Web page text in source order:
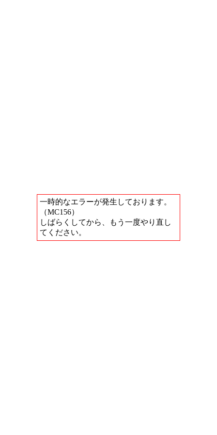
一時的なエラーが発生しております。
（MC156）
しばらくしてから、もう一度やり直し
てください。